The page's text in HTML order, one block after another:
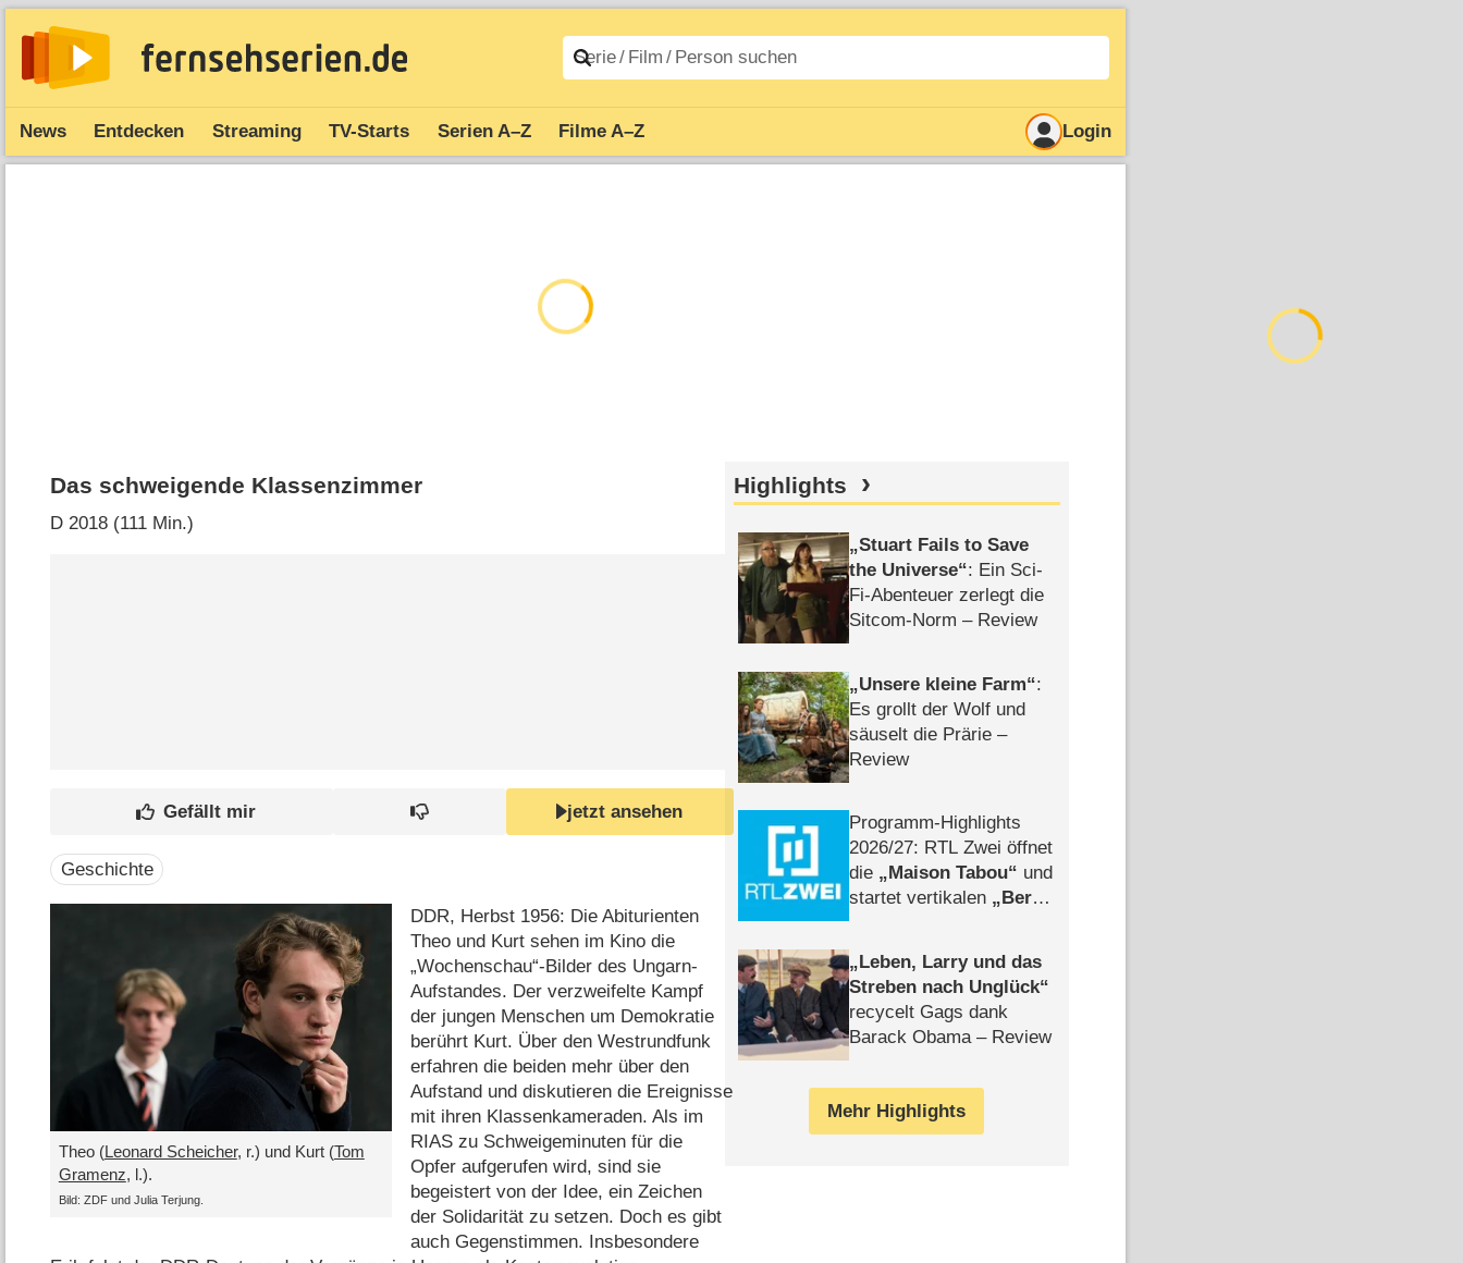
News Entdecken Streaming TV-Starts Serien A–Z Filme A–Z Login
Das schweigende Klassenzimmer
D 2018 (111 Min.)
jetzt ansehen
Geschichte
Theo (Leonard Scheicher, r.) und Kurt (Tom
Gramenz, l.).
Bild: ZDF und Julia Terjung.
DDR, Herbst 1956: Die Abiturienten
Theo und Kurt sehen im Kino die
„Wochenschau“-Bilder des Ungarn-
Aufstandes. Der verzweifelte Kampf
der jungen Menschen um Demokratie
berührt Kurt. Über den Westrundfunk
erfahren die beiden mehr über den
Aufstand und diskutieren die Ereignisse
mit ihren Klassenkameraden. Als im
RIAS zu Schweigeminuten für die
Opfer aufgerufen wird, sind sie
begeistert von der Idee, ein Zeichen
der Solidarität zu setzen. Doch es gibt
auch Gegenstimmen. Insbesondere
Highlights
Stuart Fails to Save
the Universe : Ein Sci-
Fi-Abenteuer zerlegt die
Sitcom-Norm – Review
Unsere kleine Farm :
Es grollt der Wolf und
säuselt die Prärie –
Review
Programm-Highlights
2026/​27: RTL Zwei öffnet
die
Maison Tabou
und
startet vertikalen
Berlin
Leben, Larry und das
Streben nach Unglück
recycelt Gags dank
Barack Obama – Review
Mehr Highlights